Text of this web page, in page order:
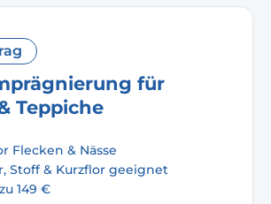
für
Teppiche
Flecken & Nässe
Stoff & Kurzflor geeignet
149 €